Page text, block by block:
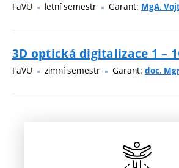
FaVU letní semestr Garant: MgA.
3D optická digitalizace 1 –
FaVU zimní semestr Garant: doc.